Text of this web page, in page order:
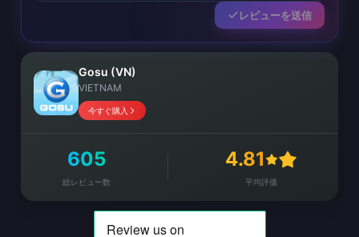
レビューを送信
Gosu (VN)
VIETNAM
今すぐ購入
605
総レビュー数
4.81
平均評価